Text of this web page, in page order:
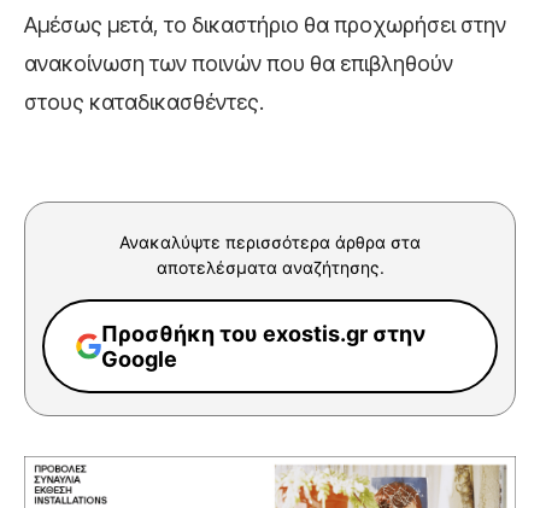
Αμέσως μετά, το δικαστήριο θα προχωρήσει στην
ανακοίνωση των ποινών που θα επιβληθούν
στους καταδικασθέντες.
Ανακαλύψτε περισσότερα άρθρα στα
αποτελέσματα αναζήτησης.
Προσθήκη του exostis.gr στην
Google